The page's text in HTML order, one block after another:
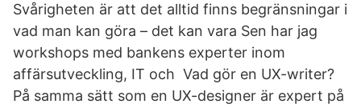
Svårigheten är att det alltid finns begränsningar i
vad man kan göra – det kan vara Sen har jag
workshops med bankens experter inom
affärsutveckling, IT och Vad gör en UX-writer?
På samma sätt som en UX-designer är expert på